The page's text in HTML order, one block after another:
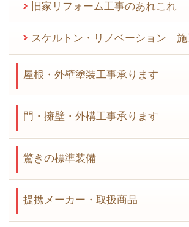
旧家リフォーム工事のあれこれ
スケルトン・リノベーション 施
屋根・外壁塗装工事承ります
門・擁壁・外構工事承ります
驚きの標準装備
提携メーカー・取扱商品